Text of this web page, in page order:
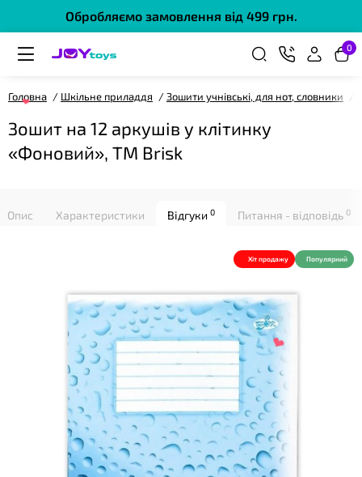
Обробляємо замовлення від 499 грн.
0
Головна Шкільне приладдя Зошити учнівські, для нот, словники
Зошит на 12 аркушів у клітинку
«Фоновий», ТМ Brisk
Опис Характеристики Відгуки 0 Питання - відповідь 0
Хіт продажу Популярний